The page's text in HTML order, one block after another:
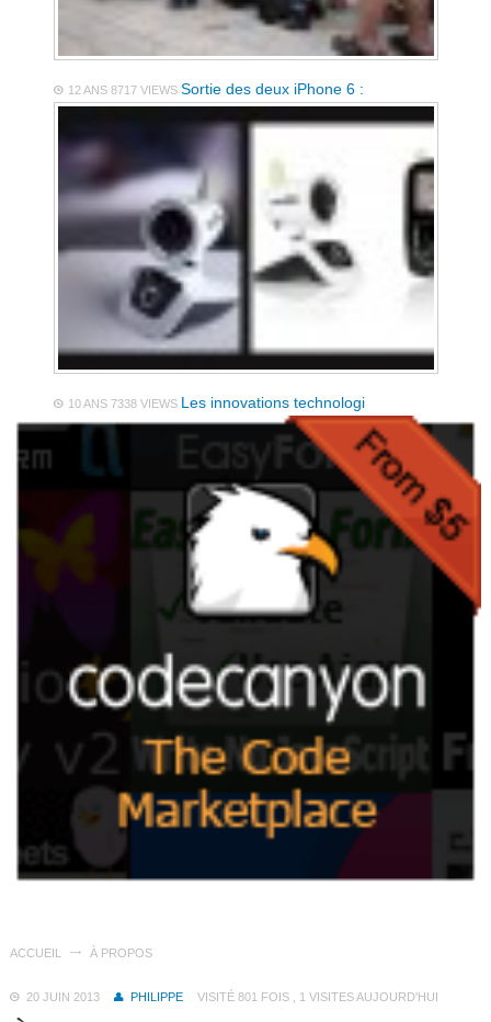
12 ANS8717 VIEWSSortie des deux iPhone 6 :
10 ANS7338 VIEWS Les innovations technologi
ACCUEIL À PROPOS
20 JUIN 2013 PHILIPPE VISITÉ 801 FOIS , 1 VISITES AUJOURD'HUI